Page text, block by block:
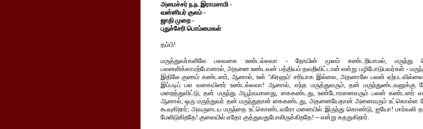
அமைச்சர் ந.ந. இராமசாமி -
வன்னியர் குலம் -
ஜாதி முறை -
புதுச்சேரி பொம்மைகள்
தம்பி!
மருத்துவர்களிலே பலவகை உண்டல்லவா - நோயின் மூலம் கண்டறியாமல், மருந்து
பலனளிக்காமற்போனால், அதனை உண்டவன் பத்தியம் தவறிவிட்டான் என்று பழிபோடுபவர்கள் -
இதிலே குணம் கண்டனர், ஆனால், உன் "கிரஹம்' சரியாக இல்லை, அதனாலே பலன் ஏற்படவில்லை
இப்படிப் பல வகையினர் உண்டல்லவா! ஆனால், எந்த மருத்துவரும், தன் மருந்துண்டவனுக்கு
மறைத்துவிட்டு, தன் மருந்து அபூர்வமானது, கைகண்டது, உண்டோரனைவரும் பலன் கண்டனர்
ஆனால், ஒரு மருத்துவர் தன் மருந்துதான் கைகண்டது, அதனையேதான் அனைவரும் உட்கொள்ள
கூவுகிறார்; அவருடைய மருந்தை உட்கொண்டவரோ மனையில் இருந்து கொண்டு, ஐயோ! மார்வலி
மேலிடுகிறதே! குலையில் ஏதோ குத்துவதுபோலிருக்கிறதே! -- என்று கதறுகிறார்.